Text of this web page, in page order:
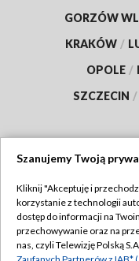
GORZÓW
KRAKÓW /
OPOLE /
SZCZECIN /
Abonament TVP
Emisja w TVP
Szanujemy Twoją
Kliknij "Akceptuję i
korzystanie z technologii
dostęp do informacji na
przechowywanie oraz na
nas, czyli Telewizję Polską